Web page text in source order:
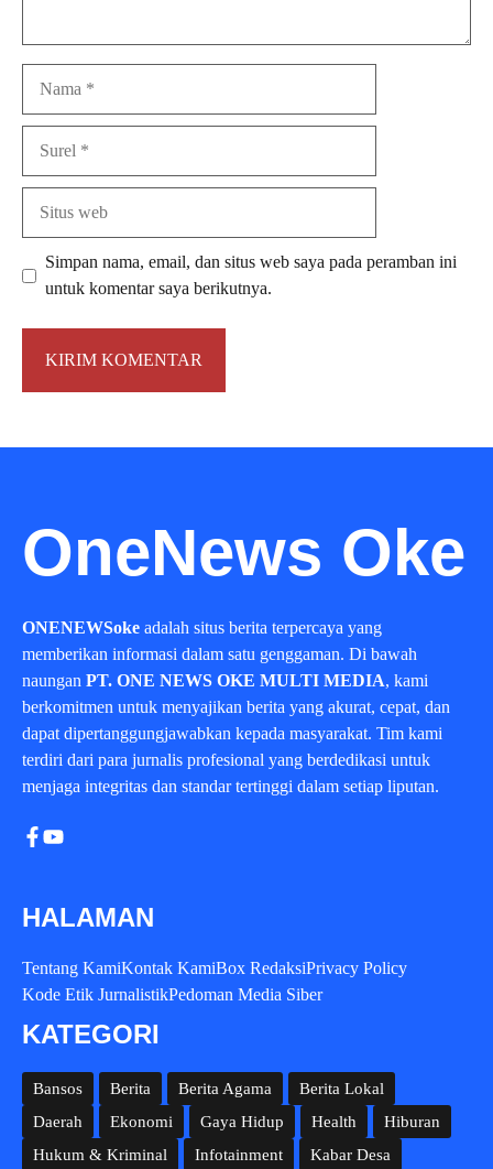
Simpan nama, email, dan situs web saya pada peramban ini
untuk komentar saya berikutnya.
OneNews Oke
ONENEWSoke adalah situs berita terpercaya yang
memberikan informasi dalam satu genggaman. Di bawah
naungan PT. ONE NEWS OKE MULTI MEDIA, kami
berkomitmen untuk menyajikan berita yang akurat, cepat, dan
dapat dipertanggungjawabkan kepada masyarakat. Tim kami
terdiri dari para jurnalis profesional yang berdedikasi untuk
menjaga integritas dan standar tertinggi dalam setiap liputan.
HALAMAN
Tentang KamiKontak KamiBox RedaksiPrivacy Policy
Kode Etik JurnalistikPedoman Media Siber
KATEGORI
Bansos Berita Berita Agama
Berita Lokal
Daerah
Ekonomi Gaya Hidup Health
Hiburan
Hukum & Kriminal
Infotainment Kabar Desa